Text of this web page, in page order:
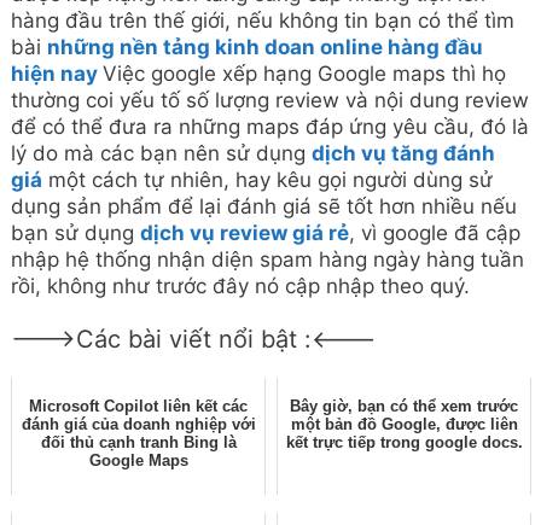
hàng đầu trên thế giới, nếu không tin bạn có thể tìm
bài những nền tảng kinh doan online hàng đầu
hiện nay Việc google xếp hạng Google maps thì họ
thường coi yếu tố số lượng review và nội dung review
để có thể đưa ra những maps đáp ứng yêu cầu, đó là
lý do mà các bạn nên sử dụng dịch vụ tăng đánh
giá một cách tự nhiên, hay kêu gọi người dùng sử
dụng sản phẩm để lại đánh giá sẽ tốt hơn nhiều nếu
bạn sử dụng dịch vụ review giá rẻ, vì google đã cập
nhập hệ thống nhận diện spam hàng ngày hàng tuần
rồi, không như trước đây nó cập nhập theo quý.
--->Các bài viết nổi bật :<---
Microsoft Copilot liên kết các
đánh giá của doanh nghiệp với
đối thủ cạnh tranh Bing là
Google Maps
Bây giờ, bạn có thể xem trước
một bản đồ Google, được liên
kết trực tiếp trong google docs.